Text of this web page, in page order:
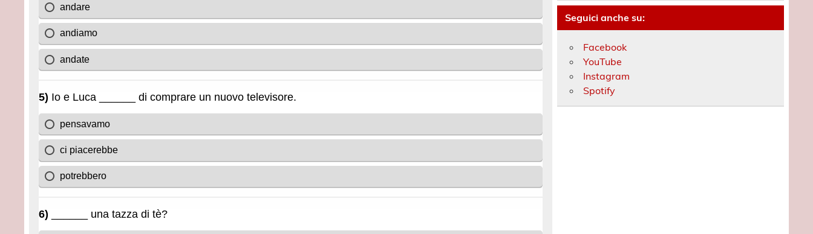
Seguici anche su:
Facebook
YouTube
Instagram
Spotify